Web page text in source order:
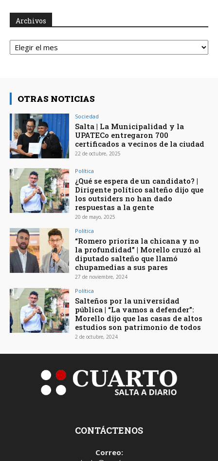
Archivos
Archivos
OTRAS NOTICIAS
Sociedad
Salta | La Municipalidad y la
UPATECo entregaron 700
certificados a vecinos de la ciudad
22 de octubre, 2025
Política
¿Qué se espera de un candidato? |
Dirigente político salteño dijo que
los outsiders no han dado
respuestas a la gente
20 de mayo, 2025
Política
“Romero prioriza la chicana y no
la profundidad” | Morello cruzó al
diputado salteño que llamó
chupamedias a sus pares
27 de noviembre, 2024
Política
Salteños por la universidad
pública | “La vamos a defender”:
Morello dijo que las casas de altos
estudios son patrimonio de todos
2 de octubre, 2024
CONTÁCTENOS
Correo: